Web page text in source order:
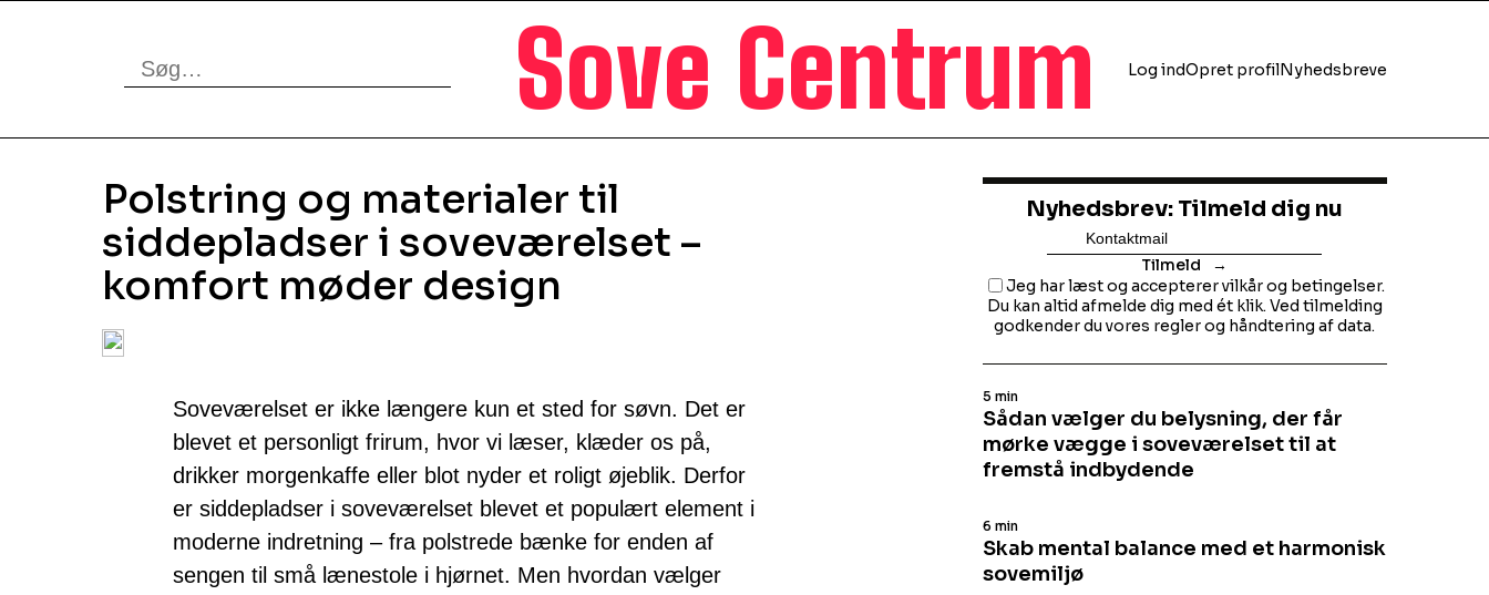
Sove Centrum Log indOpret profilNyhedsbreve
Polstring og materialer til
siddepladser i soveværelset –
komfort møder design
Soveværelset er ikke længere kun et sted for søvn. Det er
blevet et personligt frirum, hvor vi læser, klæder os på,
drikker morgenkaffe eller blot nyder et roligt øjeblik. Derfor
er siddepladser i soveværelset blevet et populært element i
moderne indretning – fra polstrede bænke for enden af
sengen til små lænestole i hjørnet. Men hvordan vælger
Nyhedsbrev: Tilmeld dig nu
Tilmeld
Jeg har læst og accepterer vilkår og betingelser.
Du kan altid afmelde dig med ét klik. Ved tilmelding
godkender du vores regler og håndtering af data.
Sådan vælger du belysning, der får
mørke vægge i soveværelset til at
fremstå indbydende
5 min
Skab mental balance med et harmonisk
sovemiljø
6 min